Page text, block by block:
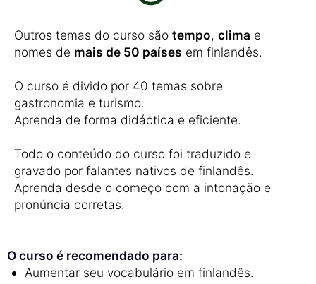
Outros temas do curso são tempo, clima e
nomes de mais de 50 países em finlandês.
O curso é divido por 40 temas sobre
gastronomia e turismo.
Aprenda de forma didáctica e eficiente.
Todo o conteúdo do curso foi traduzido e
gravado por falantes nativos de finlandês.
Aprenda desde o começo com a intonação e
pronúncia corretas.
O curso é recomendado para:
Aumentar seu vocabulário em finlandês.